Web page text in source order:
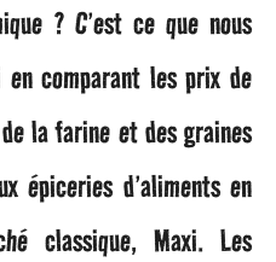
? C’est ce que nous
comparant les prix de
la farine et des graines
épiceries d’aliments en
classique, Maxi. Les